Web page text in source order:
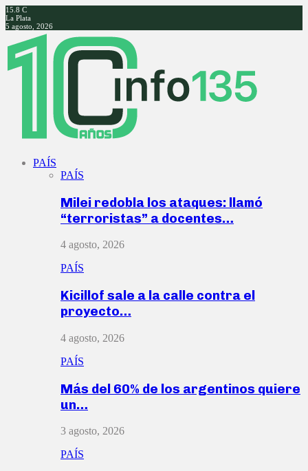
15.8 C
La Plata
5 agosto, 2026
Facebook
Twitter
Instagram
Youtube
PAÍS
PAÍS
Milei redobla los ataques: llamó
“terroristas” a docentes…
4 agosto, 2026
PAÍS
Kicillof sale a la calle contra el
proyecto…
4 agosto, 2026
PAÍS
Más del 60% de los argentinos quiere
un…
3 agosto, 2026
PAÍS